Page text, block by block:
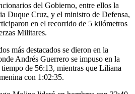
del Gobierno, entre ellos la
Duque Cruz, y el ministro de Defensa,
en el recorrido de 5 kilómetros
Militares.
más destacados se dieron en la
Andrés Guerrero se impuso en la
de 56:13, mientras que Liliana
con 1:02:35.